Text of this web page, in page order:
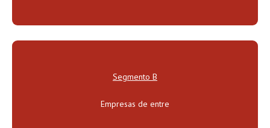
Segmento B
Empresas de entre